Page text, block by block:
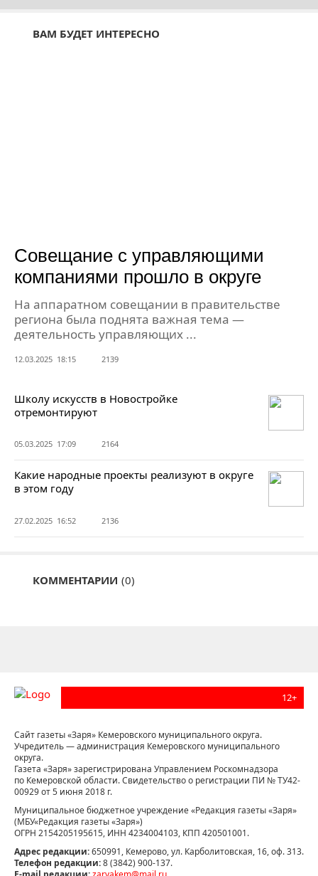
ВАМ БУДЕТ ИНТЕРЕСНО
Совещание с управляющими
компаниями прошло в округе
На аппаратном совещании в правительстве
региона была поднята важная тема —
деятельность управляющих ...
12.03.2025 18:15 2139
Школу искусств в Новостройке
отремонтируют
05.03.2025 17:09 2164
Какие народные проекты реализуют в округе
в этом году
27.02.2025 16:52 2136
КОММЕНТАРИИ (0)
12+
Сайт газеты «Заря» Кемеровского муниципального округа.
Учредитель — администрация Кемеровского муниципального
округа.
Газета «Заря» зарегистрирована Управлением Роскомнадзора
по Кемеровской области. Свидетельство о регистрации ПИ № ТУ42-
00929 от 5 июня 2018 г.
Муниципальное бюджетное учреждение «Редакция газеты «Заря»
(МБУ«Редакция газеты «Заря»)
ОГРН 2154205195615, ИНН 4234004103, КПП 420501001.
Адрес редакции:650991, Кемерово, ул. Карболитовская, 16, оф. 313.
Телефон редакции:8 (3842) 900-137.